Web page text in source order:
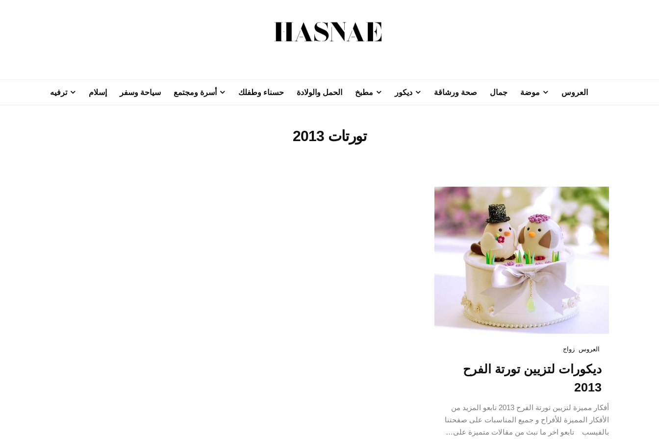
العروس موضة جمال صحة ورشاقة ديكور مطبخ الحمل والولادة حسناء وطفلك أسرة ومجتمع سياحة وسفر إسلام ترفيه
تورتات 2013
العروس زواج
ديكورات لتزيين تورتة الفرح
2013
أفكار مميزة لتزيين تورتة الفرح 2013 تابعو المزيد من
الأفكار المميزة للأفراح و جميع المناسبات على صفحتنا
بالفيسب تابعو اخر ما نبث من مقالات متميزة على…